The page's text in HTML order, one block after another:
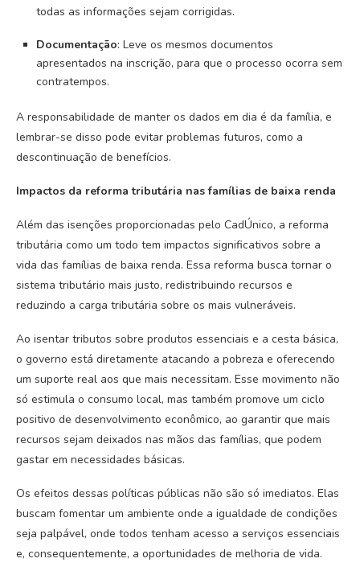
todas as informações sejam corrigidas.
Documentação: Leve os mesmos documentos
apresentados na inscrição, para que o processo ocorra sem
contratempos.
A responsabilidade de manter os dados em dia é da família, e
lembrar-se disso pode evitar problemas futuros, como a
descontinuação de benefícios.
Impactos da reforma tributária nas famílias de baixa renda
Além das isenções proporcionadas pelo CadÚnico, a reforma
tributária como um todo tem impactos significativos sobre a
vida das famílias de baixa renda. Essa reforma busca tornar o
sistema tributário mais justo, redistribuindo recursos e
reduzindo a carga tributária sobre os mais vulneráveis.
Ao isentar tributos sobre produtos essenciais e a cesta básica,
o governo está diretamente atacando a pobreza e oferecendo
um suporte real aos que mais necessitam. Esse movimento não
só estimula o consumo local, mas também promove um ciclo
positivo de desenvolvimento econômico, ao garantir que mais
recursos sejam deixados nas mãos das famílias, que podem
gastar em necessidades básicas.
Os efeitos dessas políticas públicas não são só imediatos. Elas
buscam fomentar um ambiente onde a igualdade de condições
seja palpável, onde todos tenham acesso a serviços essenciais
e, consequentemente, a oportunidades de melhoria de vida.